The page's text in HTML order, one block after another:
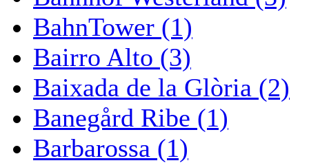
BahnTower (1)
Bairro Alto (3)
Baixada de la Glòria (2)
Banegård Ribe (1)
Barbarossa (1)